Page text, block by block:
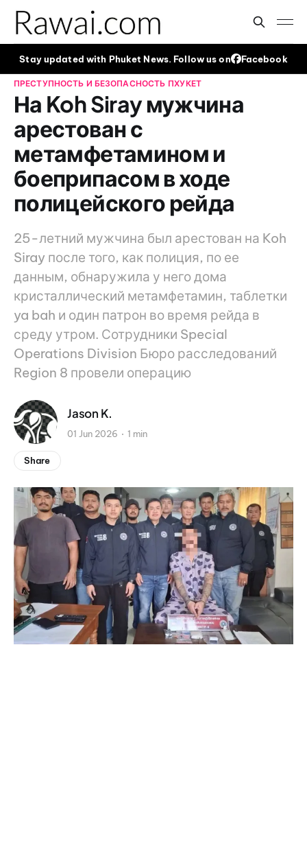
Stay updated with Phuket News. Follow us on Facebook
ПРЕСТУПНОСТЬ И БЕЗОПАСНОСТЬ ПХУКЕТ
На Koh Siray мужчина
арестован с
метамфетамином и
боеприпасом в ходе
полицейского рейда
25-летний мужчина был арестован на Koh
Siray после того, как полиция, по ее
данным, обнаружила у него дома
кристаллический метамфетамин, таблетки
ya bah и один патрон во время рейда в
среду утром. Сотрудники Special
Operations Division Бюро расследований
Region 8 провели операцию
Jason K.
01 Jun 2026 1 min
Share